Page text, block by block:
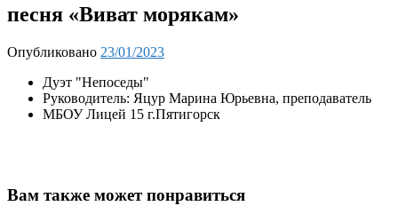
песня «Виват морякам»
Опубликовано 23/01/2023
Дуэт "Непоседы"
Руководитель: Яцур Марина Юрьевна, преподаватель
МБОУ Лицей 15 г.Пятигорск
Вам также может понравиться